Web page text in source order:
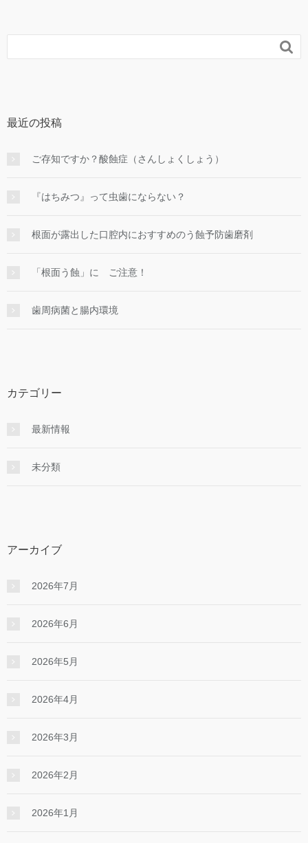

最近の投稿
ご存知ですか？酸蝕症（さんしょくしょう）
『はちみつ』って虫歯にならない？
根面が露出した口腔内におすすめのう蝕予防歯磨剤
「根面う蝕」に ご注意！
歯周病菌と腸内環境
カテゴリー
最新情報
未分類
アーカイブ
2026年7月
2026年6月
2026年5月
2026年4月
2026年3月
2026年2月
2026年1月